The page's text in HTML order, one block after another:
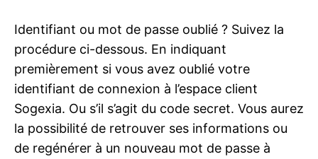
Identifiant ou mot de passe oublié ? Suivez la
procédure ci-dessous. En indiquant
premièrement si vous avez oublié votre
identifiant de connexion à l’espace client
Sogexia. Ou s’il s’agit du code secret. Vous aurez
la possibilité de retrouver ses informations ou
de regénérer à un nouveau mot de passe à